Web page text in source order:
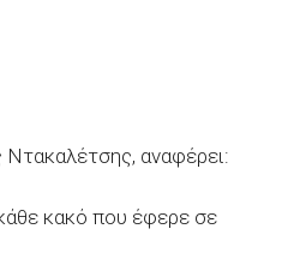
αναφέρει:
κακό που έφερε σε